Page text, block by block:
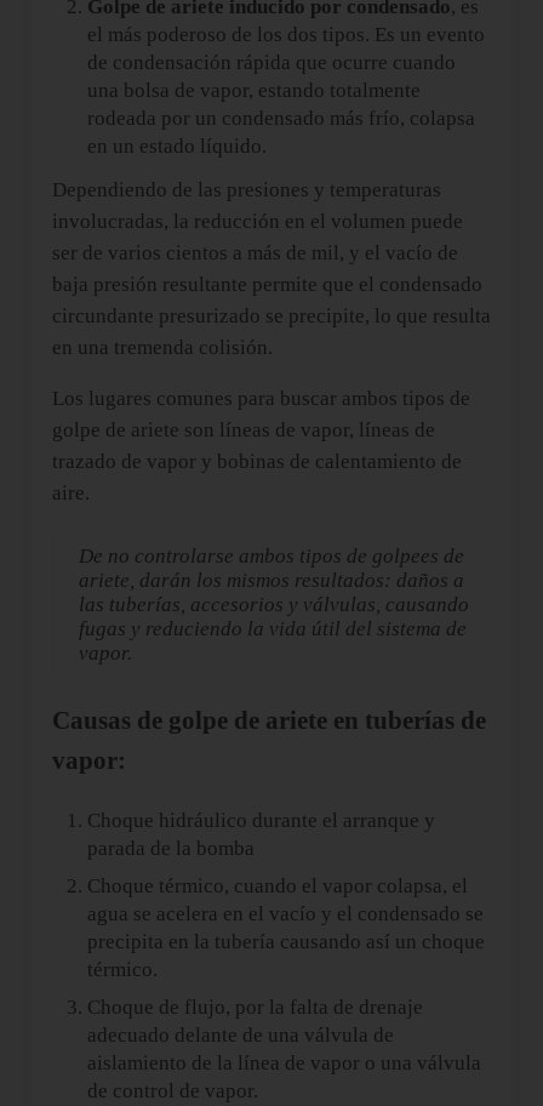
Golpe de ariete inducido por condensado, es
el más poderoso de los dos tipos. Es un evento
de condensación rápida que ocurre cuando
una bolsa de vapor, estando totalmente
rodeada por un condensado más frío, colapsa
en un estado líquido.
Dependiendo de las presiones y temperaturas
involucradas, la reducción en el volumen puede
ser de varios cientos a más de mil, y el vacío de
baja presión resultante permite que el condensado
circundante presurizado se precipite, lo que resulta
en una tremenda colisión.
Los lugares comunes para buscar ambos tipos de
golpe de ariete son líneas de vapor, líneas de
trazado de vapor y bobinas de calentamiento de
aire.
De no controlarse ambos tipos de golpees de
ariete, darán los mismos resultados: daños a
las tuberías, accesorios y válvulas, causando
fugas y reduciendo la vida útil del sistema de
vapor.
Causas de golpe de ariete en tuberías de
vapor:
Choque hidráulico durante el arranque y
parada de la bomba
Choque térmico, cuando el vapor colapsa, el
agua se acelera en el vacío y el condensado se
precipita en la tubería causando así un choque
térmico.
Choque de flujo, por la falta de drenaje
adecuado delante de una válvula de
aislamiento de la línea de vapor o una válvula
de control de vapor.